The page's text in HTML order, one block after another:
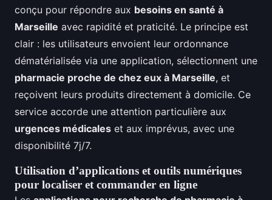
conçu pour répondre aux besoins en santé à
Marseille avec rapidité et praticité. Le principe est
clair : les utilisateurs envoient leur ordonnance
dématérialisée via une application, sélectionnent une
pharmacie proche de chez eux à Marseille, et
reçoivent leurs produits directement à domicile. Ce
service accorde une attention particulière aux
urgences médicales et aux imprévus, avec une
disponibilité 7j/7.
Utilisation d’applications et outils numériques
pour localiser et commander en ligne